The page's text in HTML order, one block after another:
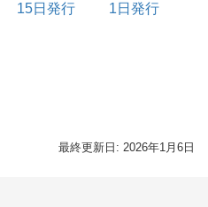
15日発行
1日発行
最終更新日: 2026年1月6日